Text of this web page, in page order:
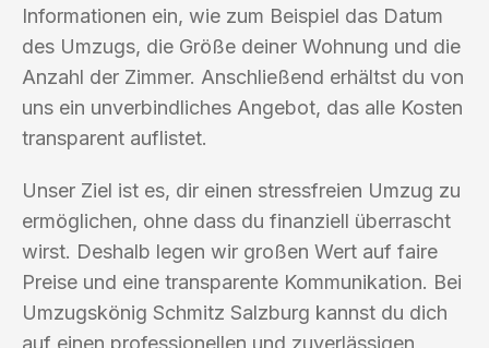
Informationen ein, wie zum Beispiel das Datum
des Umzugs, die Größe deiner Wohnung und die
Anzahl der Zimmer. Anschließend erhältst du von
uns ein unverbindliches Angebot, das alle Kosten
transparent auflistet.
Unser Ziel ist es, dir einen stressfreien Umzug zu
ermöglichen, ohne dass du finanziell überrascht
wirst. Deshalb legen wir großen Wert auf faire
Preise und eine transparente Kommunikation. Bei
Umzugskönig Schmitz Salzburg kannst du dich
auf einen professionellen und zuverlässigen